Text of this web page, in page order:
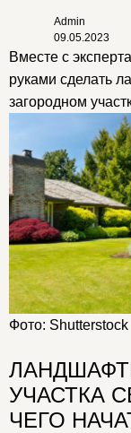
Admin
09.05.2023
Вместе с
руками сделать
загородном
Фото: Shutterstock
УЧАСТКА
ЧЕГО